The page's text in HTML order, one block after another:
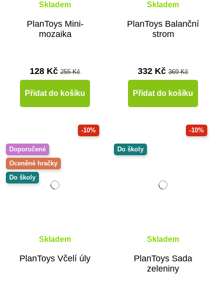
Skladem
PlanToys Mini-
mozaika
128 Kč 255 Kč
Přidat do košíku
Skladem
PlanToys Balanční
strom
332 Kč 369 Kč
Přidat do košíku
-10%
Doporučené
Oceněné hračky
Do školy
Skladem
PlanToys Včelí úly
-10%
Do školy
Skladem
PlanToys Sada
zeleniny